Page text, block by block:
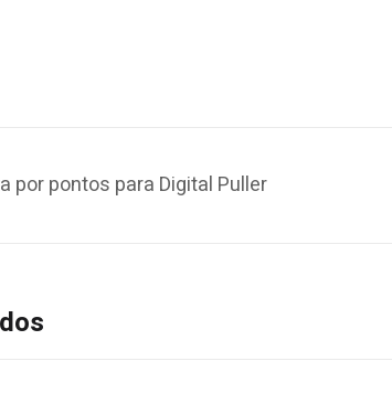
por pontos para Digital Puller